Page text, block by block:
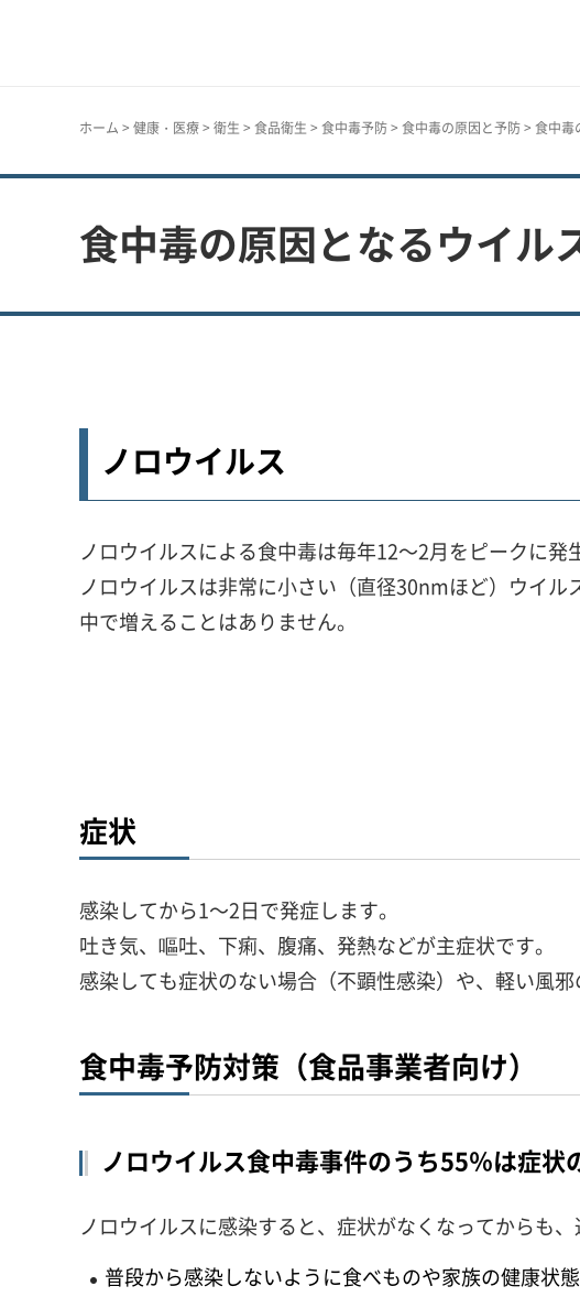
ホーム > 健康・医療> 衛生 > 食品衛生 > 食中毒予防> 食中毒の原因と予防> 食中毒
食中毒の原因となるウイル
ノロウイルス
ノロウイルスによる食中毒は毎年12～2月をピークに発
ノロウイルスは非常に小さい（直径30nmほど）ウイ
中で増えることはありません。
症状
感染してから1～2日で発症します。
吐き気、嘔吐、下痢、腹痛、発熱などが主症状です。
感染しても症状のない場合（不顕性感染）や、軽い風邪
食中毒予防対策（食品事業者向け）
ノロウイルス食中毒事件のうち55％は症
ノロウイルスに感染すると、症状がなくなってからも
普段から感染しないように食べものや家族の健康状